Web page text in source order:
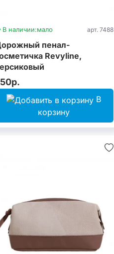
В наличии:мало арт. 7488
пенал-
Revyline,
В
корзину